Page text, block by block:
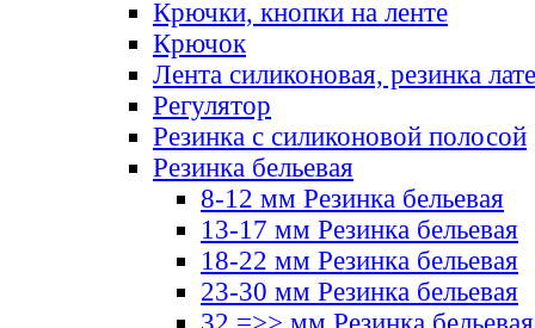
Крючки, кнопки на ленте
Крючок
Лента силиконовая, резинка
Регулятор
Резинка с силиконовой полосой
Резинка бельевая
8-12 мм Резинка бельевая
13-17 мм Резинка бельевая
18-22 мм Резинка бельевая
23-30 мм Резинка бельевая